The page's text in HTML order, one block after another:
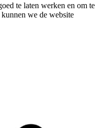
te laten werken en om te
we de website